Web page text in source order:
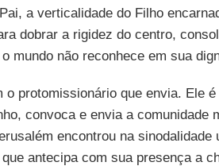
a verticalidade do Filho
dobrar a rigidez do centro,
mundo não reconhece em sua
o protomissionário que envia. Ele
convoca e envia a comunidade
encontrou na sinodalidade
antecipa com sua presença a